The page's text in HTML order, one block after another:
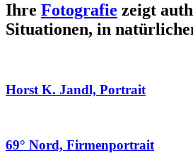
Ihre Fotografie zeigt
Situationen, in
Horst K. Jandl, Portrait
69° Nord, Firmenportrait